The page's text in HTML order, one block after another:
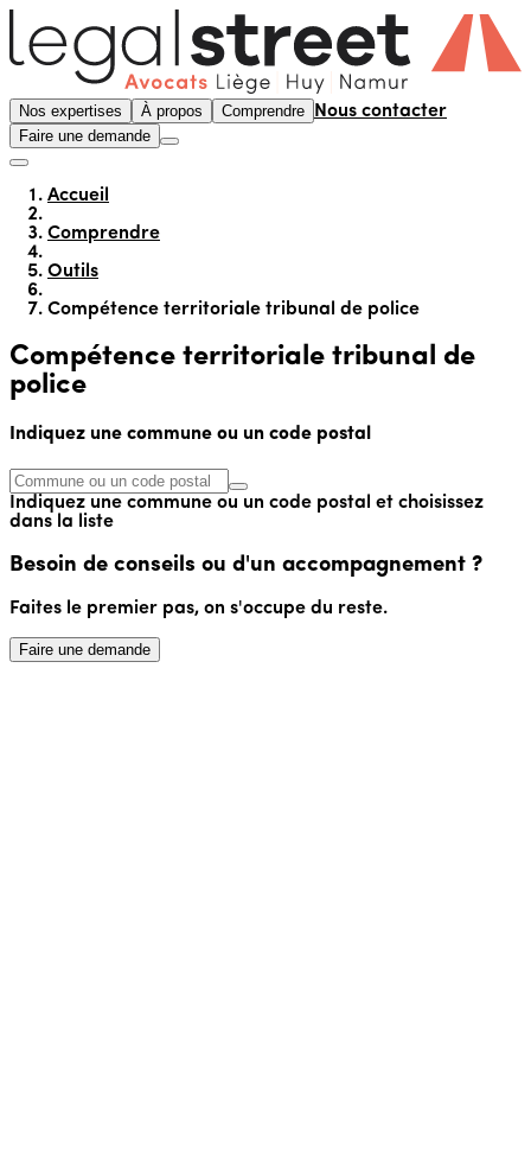
Nos expertises À propos Comprendre Nous contacter
Faire une demande
Accueil
Comprendre
Outils
Compétence territoriale tribunal de police
Compétence territoriale tribunal de
police
Indiquez une commune ou un code postal
Indiquez une commune ou un code postal et choisissez
dans la liste
Besoin de conseils ou d'un accompagnement ?
Faites le premier pas, on s'occupe du reste.
Faire une demande